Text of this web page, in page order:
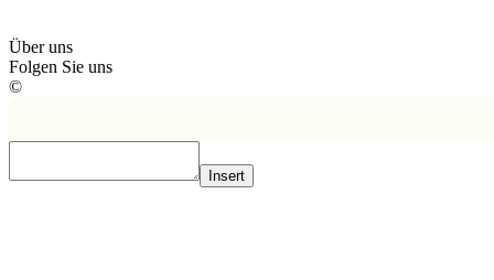
Über uns
Folgen Sie uns
©
Insert